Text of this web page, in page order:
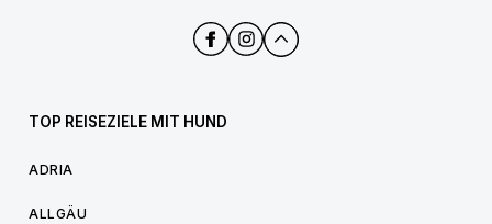
TOP REISEZIELE MIT HUND
ADRIA
ALLGÄU